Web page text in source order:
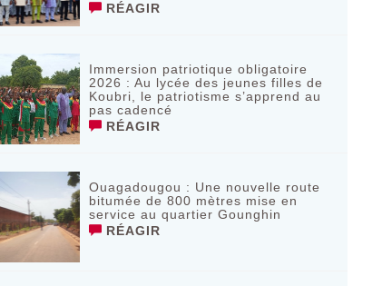
RÉAGIR
Immersion patriotique obligatoire
2026 : Au lycée des jeunes filles de
Koubri, le patriotisme s’apprend au
pas cadencé
RÉAGIR
Ouagadougou : Une nouvelle route
bitumée de 800 mètres mise en
service au quartier Gounghin
RÉAGIR